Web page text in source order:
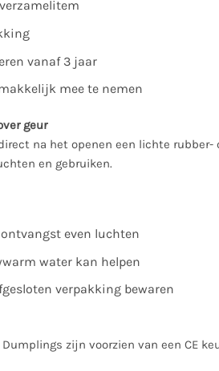
vanaf 3 jaar
mee te nemen
geur
na het openen een lichte
en gebruiken.
even luchten
water kan helpen
verpakking bewaren
zijn voorzien van een CE